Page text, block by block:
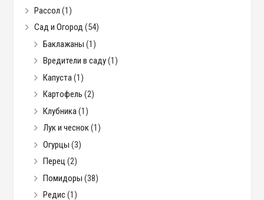
Рассол (1)
Сад и Огород (54)
Баклажаны (1)
Вредители в саду(1)
Капуста(1)
Картофель (2)
Клубника(1)
Лук и чеснок(1)
Огурцы (3)
Перец (2)
Помидоры (38)
Редис(1)